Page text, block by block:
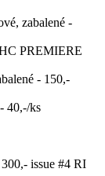
zabalené -
PREMIERE
- 150,-
40,-/ks
issue #4 RI